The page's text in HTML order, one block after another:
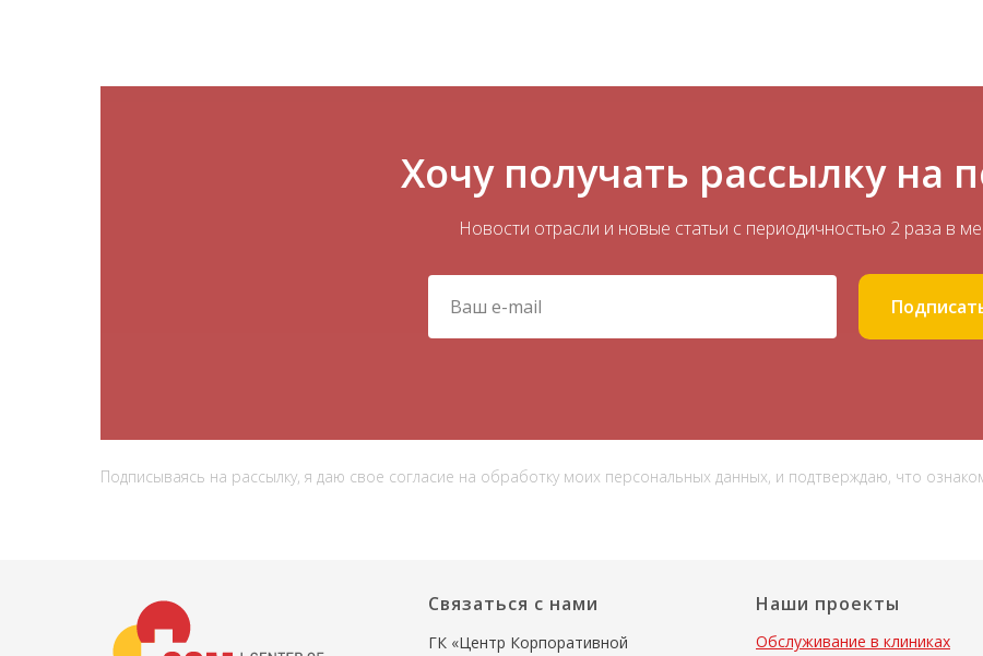
Хочу получать рассылку на
Новости отрасли и новые статьи с периодичностью 2 раза в
Подписываясь на рассылку, я даю свое согласие на обработку моих персональных данных, и подтверждаю, что
Связаться с нами
ГК «Центр Корпоративной
Наши проекты
Обслуживание в клиниках